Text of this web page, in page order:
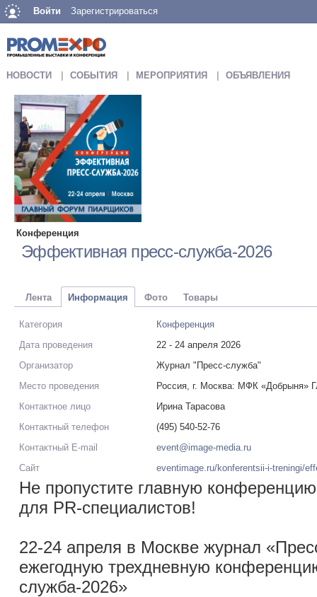
Войти Зарегистрироваться
НОВОСТИ СОБЫТИЯ МЕРОПРИЯТИЯ ОБЪЯВЛЕНИЯ
Конференция
Эффективная пресс-служба-2026
Лента Информация Фото Товары
Категория
Конференция
Дата проведения
22 - 24 апреля 2026
Организатор
Журнал "Пресс-служба"
Место проведения
Россия, г. Москва: МФК «Добрыня»
Контактное лицо
Ирина Тарасова
Контактный телефон
(495) 540-52-76
Контактный E-mail
event@image-media.ru
Сайт
eventimage.ru/konferentsii-i-treningi/
Не пропустите главную
для PR-специалистов!
22-24 апреля в Москве журнал
ежегодную трехдневную
служба-2026»